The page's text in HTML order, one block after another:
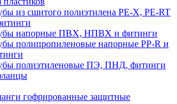
из сшитого полиэтилена PE-X, PE-RT
напорные ПВХ, НПВХ и фитинги
полипропиленовые напорные PP-R и
полиэтиленовые ПЭ, ПНД, фитинги
гофрированные защитные